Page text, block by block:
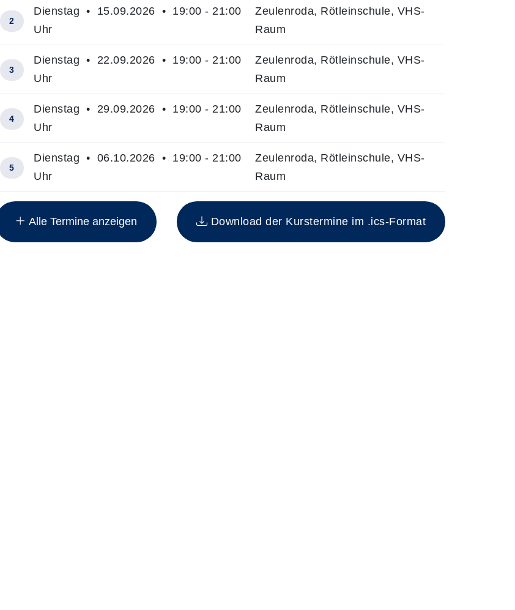
Insgesamt gibt es 10 Termine zum diesen Kurs
2
Dienstag • 15.09.2026 • 19:00 - 21:00
Uhr
Zeulenroda, Rötleinschule, VHS-
Raum
3
Dienstag • 22.09.2026 • 19:00 - 21:00
Uhr
Zeulenroda, Rötleinschule, VHS-
Raum
4
Dienstag • 29.09.2026 • 19:00 - 21:00
Uhr
Zeulenroda, Rötleinschule, VHS-
Raum
5
Dienstag • 06.10.2026 • 19:00 - 21:00
Uhr
Zeulenroda, Rötleinschule, VHS-
Raum
Alle Termine anzeigen Download der Kurstermine im .ics-Format